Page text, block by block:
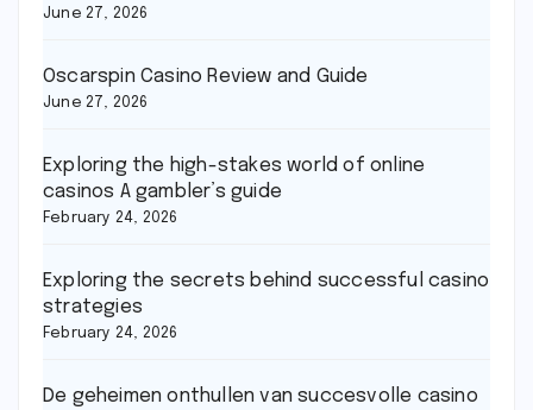
June 27, 2026
Oscarspin Casino Review and Guide
June 27, 2026
Exploring the high-stakes world of online
casinos A gambler’s guide
February 24, 2026
Exploring the secrets behind successful casino
strategies
February 24, 2026
De geheimen onthullen van succesvolle casino